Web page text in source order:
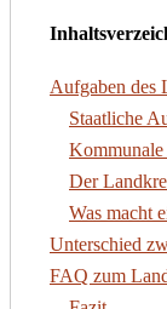
Aufgaben des
Staatliche
Der
Was macht
Unterschied
FAQ zum